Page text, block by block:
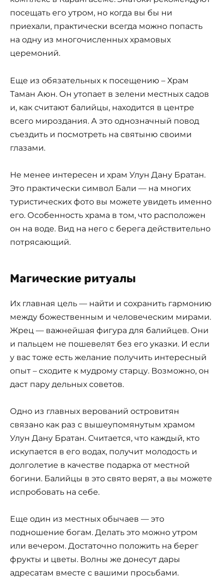
съездить и посмотреть на святыню своими
Не менее интересен и храм Улун Дану Братан.
туристических фото вы можете увидеть именно
его. Особенность храма в том, что расположен
он на воде. Вид на него с берега действительно
Магические ритуалы
Их главная цель — найти и сохранить гармонию
между божественным и человеческим мирами.
Жрец — важнейшая фигура для балийцев. Они
и пальцем не пошевелят без его указки. И если
у вас тоже есть желание получить интересный
опыт – сходите к мудрому старцу. Возможно, он
Одно из главных верований островитян
связано как раз с вышеупомянутым храмом
Улун Дану Братан. Считается, что каждый, кто
искупается в его водах, получит молодость и
долголетие в качестве подарка от местной
богини. Балийцы в это свято верят, а вы можете
подношение богам. Делать это можно утром
фрукты и цветы. Волны же донесут дары